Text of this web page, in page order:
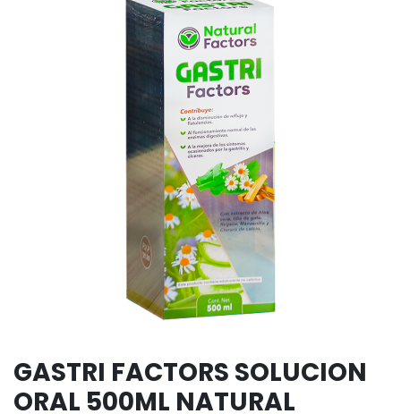
GASTRI FACTORS SOLUCION
ORAL 500ML NATURAL